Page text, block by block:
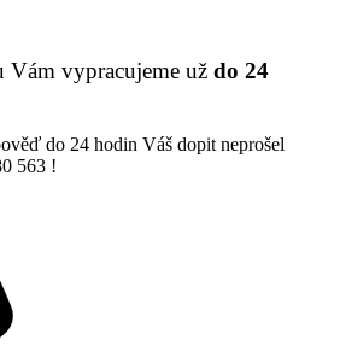
Vám vypracujeme už do 24
do 24 hodin Váš dopit neprošel
563 !